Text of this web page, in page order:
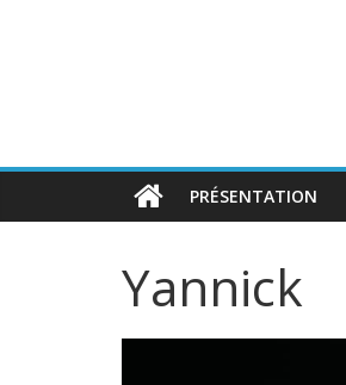
PRÉSENTATION
Yannick